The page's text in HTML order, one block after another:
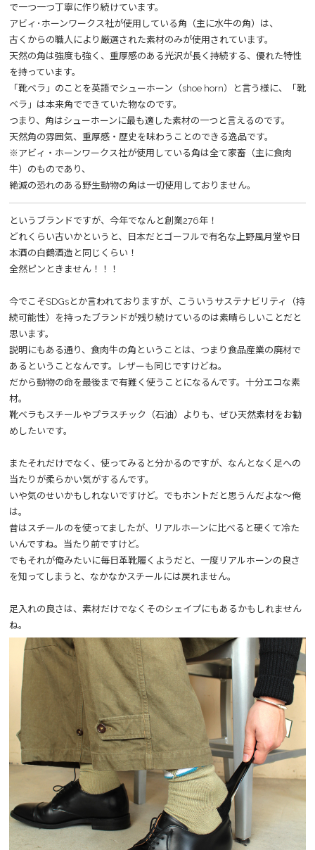
で一つ一つ丁寧に作り続けています。
アビィ･ホーンワークス社が使用している角（主に水牛の角）は、
古くからの職人により厳選された素材のみが使用されています。
天然の角は強度も強く、重厚感のある光沢が長く持続する、優れた特性
を持っています。
「靴ベラ」のことを英語でシューホーン（shoe horn）と言う様に、「靴
ベラ」は本来角でできていた物なのです。
つまり、角はシューホーンに最も適した素材の一つと言えるのです。
天然角の雰囲気、重厚感・歴史を味わうことのできる逸品です。
※アビィ・ホーンワークス社が使用している角は全て家畜（主に食肉
牛）のものであり、
絶滅の恐れのある野生動物の角は一切使用しておりません。
というブランドですが、今年でなんと創業276年！
どれくらい古いかというと、日本だとゴーフルで有名な上野風月堂や日
本酒の白鶴酒造と同じくらい！
全然ピンときません！！！
今でこそSDGsとか言われておりますが、こういうサステナビリティ（持
続可能性）を持ったブランドが残り続けているのは素晴らしいことだと
思います。
説明にもある通り、食肉牛の角ということは、つまり食品産業の廃材で
あるということなんです。レザーも同じですけどね。
だから動物の命を最後まで有難く使うことになるんです。十分エコな素
材。
靴ベラもスチールやプラスチック（石油）よりも、ぜひ天然素材をお勧
めしたいです。
またそれだけでなく、使ってみると分かるのですが、なんとなく足への
当たりが柔らかい気がするんです。
いや気のせいかもしれないですけど。でもホントだと思うんだよな～俺
は。
昔はスチールのを使ってましたが、リアルホーンに比べると硬くて冷た
いんですね。当たり前ですけど。
でもそれが俺みたいに毎日革靴履くようだと、一度リアルホーンの良さ
を知ってしまうと、なかなかスチールには戻れません。
足入れの良さは、素材だけでなくそのシェイプにもあるかもしれません
ね。